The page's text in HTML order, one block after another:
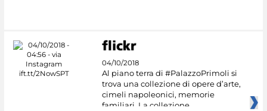
04/10/2018
Al piano terra di #PalazzoPrimoli si
trova una collezione di opere d’arte,
cimeli napoleonici, memorie
familiari. La collezione